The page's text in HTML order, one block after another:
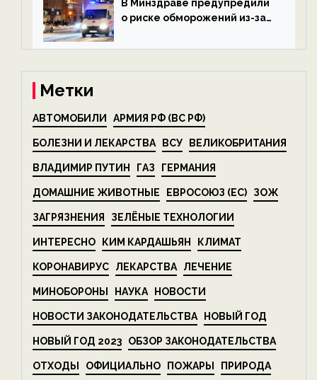
В Минздраве предупредили
о риске обморожений из-за
на ECOportal
Метки
АВТОМОБИЛИ АРМИЯ РФ (ВС РФ)
БОЛЕЗНИ И ЛЕКАРСТВА ВСУ ВЕЛИКОБРИТАНИЯ
ВЛАДИМИР ПУТИН ГАЗ ГЕРМАНИЯ
ДОМАШНИЕ ЖИВОТНЫЕ ЕВРОСОЮЗ (ЕС) ЗОЖ
ЗАГРЯЗНЕНИЯ ЗЕЛЁНЫЕ ТЕХНОЛОГИИ
ИНТЕРЕСНО КИМ КАРДАШЬЯН КЛИМАТ
КОРОНАВИРУС ЛЕКАРСТВА ЛЕЧЕНИЕ
МИНОБОРОНЫ НАУКА НОВОСТИ
НОВОСТИ ЗАКОНОДАТЕЛЬСТВА НОВЫЙ ГОД
НОВЫЙ ГОД 2023 ОБЗОР ЗАКОНОДАТЕЛЬСТВА
ОТХОДЫ ОФИЦИАЛЬНО ПОЖАРЫ ПРИРОДА